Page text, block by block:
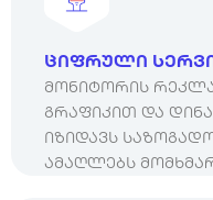
ციფრული
მონიტორის
გრაფიკით და
იზიდავს
ამაღლებს